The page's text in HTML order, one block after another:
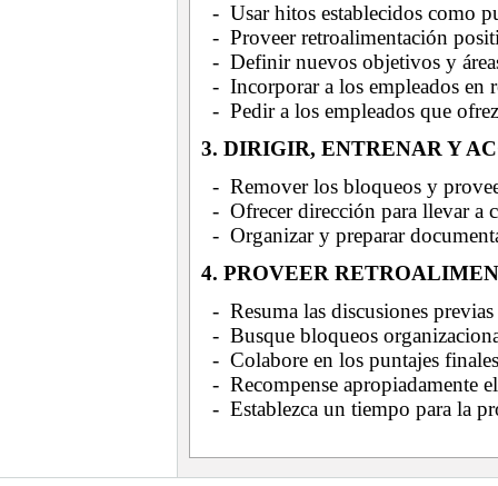
- Usar hitos establecidos como
- Proveer retroalimentación
- Definir nuevos objetivos y
- Incorporar a los empleados en
- Pedir a los empleados que
3. DIRIGIR, ENTRENAR Y
- Remover los bloqueos y
- Ofrecer dirección para llevar a
- Organizar y preparar
4. PROVEER
- Resuma las discusiones previas
- Busque bloqueos
- Colabore en los puntajes
- Recompense apropiadamente
- Establezca un tiempo para la